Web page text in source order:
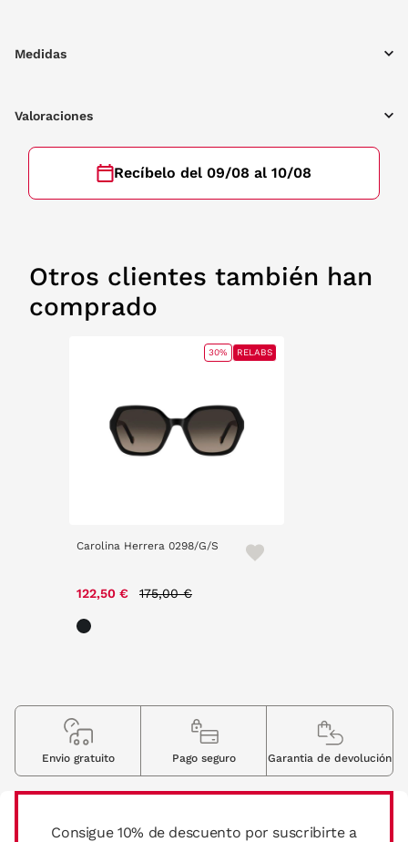
Medidas
Valoraciones
Recíbelo del 09/08 al 10/08
Otros clientes también han
comprado
Carolina Herrera 0298/G/S
122,50 € 175,00 €
30% RELABS
Consigue 10% de descuento por suscribirte a
Envio gratuito Pago seguro Garantia de devolución